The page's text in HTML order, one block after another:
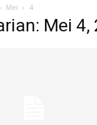
Mei 4
Mei 4,